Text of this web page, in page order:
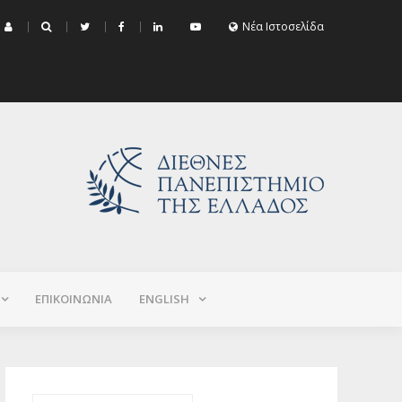
Εξεταστικής Σεπτεμβρίου 2026 (Χειμερινό+Εαρινό 2025-2026)
Νέα Ιστοσελίδα
ΕΠΙΚΟΙΝΩΝΙΑ ΕNGLISH